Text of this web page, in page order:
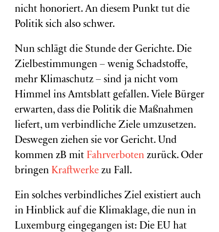
nicht honoriert. An diesem Punkt tut die
Politik sich also schwer.
Nun schlägt die Stunde der Gerichte. Die
Zielbestimmungen – wenig Schadstoffe,
mehr Klimaschutz – sind ja nicht vom
Himmel ins Amtsblatt gefallen. Viele Bürger
erwarten, dass die Politik die Maßnahmen
liefert, um verbindliche Ziele umzusetzen.
Deswegen ziehen sie vor Gericht. Und
kommen zB mit Fahrverboten zurück. Oder
bringen Kraftwerke zu Fall.
Ein solches verbindliches Ziel existiert auch
in Hinblick auf die Klimaklage, die nun in
Luxemburg eingegangen ist: Die EU hat